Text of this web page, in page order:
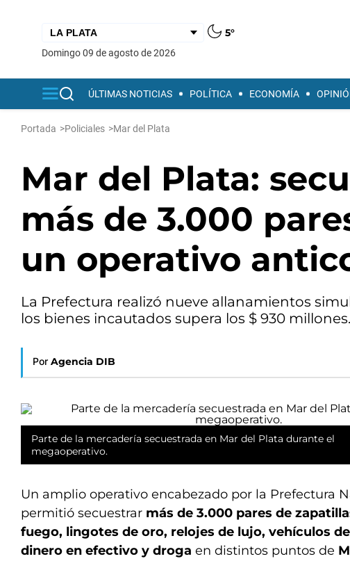
5°
domingo 09 de agosto de 2026
ÚLTIMAS NOTICIAS POLÍTICA ECONOMÍA
Portada >Policiales >Mar del Plata
Mar del Plata:
más de 3.000
un operativo
La Prefectura realizó nueve allanamientos
los bienes incautados supera los $ 930 millones.
Por Agencia DIB
Parte de la mercadería secuestrada en Mar del Plata durante el
megaoperativo.
Un amplio operativo encabezado por la Prefectura
permitió secuestrar más de 3.000 pares de
fuego, lingotes de oro, relojes de lujo, vehículos
dinero en efectivo y droga en distintos puntos de